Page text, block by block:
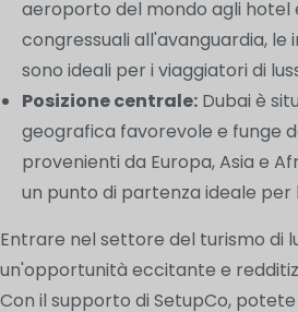
aeroporto del mondo agli hotel
congressuali all'avanguardia,
sono ideali per i viaggiatori di
Posizione centrale: Dubai è
geografica favorevole e funge
provenienti da Europa, Asia e
un punto di partenza ideale per
Entrare nel settore del turismo di
un'opportunità eccitante e
Con il supporto di SetupCo,